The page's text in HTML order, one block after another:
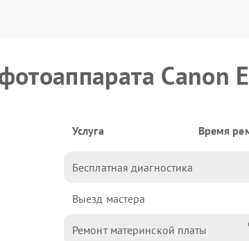
Canon
Услуга Время
Бесплатная диагностика
Выезд мастера
Ремонт материнской платы